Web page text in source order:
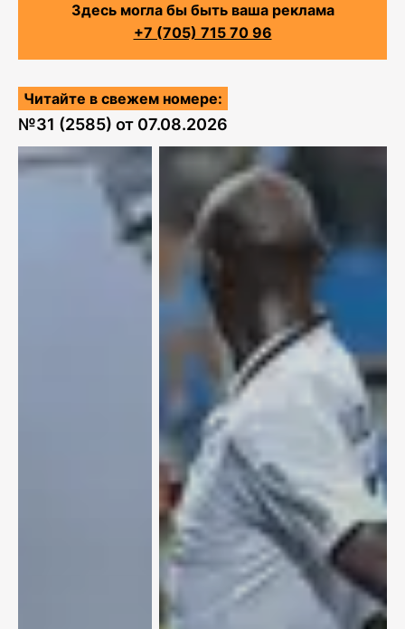
Здесь могла бы быть ваша реклама
+7 (705) 715 70 96
Читайте в свежем номере:
№31 (2585) от 07.08.2026